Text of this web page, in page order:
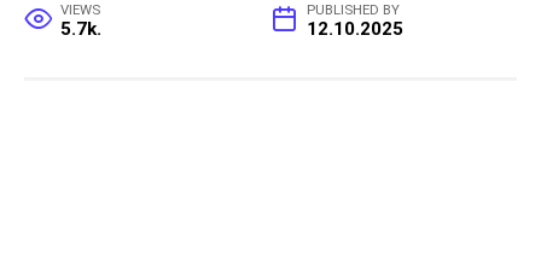
VIEWS
5.7k.
PUBLISHED BY
12.10.2025